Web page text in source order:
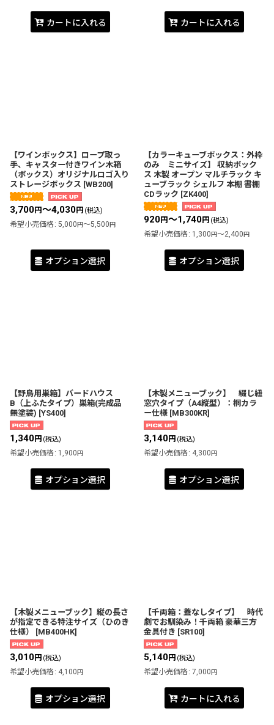
カートに入れる カートに入れる
【ワインボックス】ロープ取っ
手、キャスター付きワイン木箱
（ボックス）オリジナルロゴ入り
ストレージボックス [WB200]
3,700円～4,030円 (税込)
希望小売価格 : 5,000 円～5,500 円
オプション選択
【カラーキューブボックス：外枠
のみ ミニサイズ】 収納ボック
ス 木製 オープン マルチラック キ
ューブラック シェルフ 本棚 書棚
CDラック [ZK400]
920円～1,740円 (税込)
希望小売価格 : 1,300 円～2,400 円
オプション選択
【野鳥用巣箱】バードハウス
B（上ふたタイプ）巣箱(完成品
無塗装) [YS400]
1,340円 (税込)
希望小売価格 : 1,900 円
オプション選択
【木製メニューブック】 綴じ紐
窓穴タイプ（A4縦型）：桐カラ
ー仕様 [MB300KR]
3,140円 (税込)
希望小売価格 : 4,300 円
オプション選択
【木製メニューブック】縦の長さ
が指定できる特注サイズ（ひのき
仕様）
[MB400HK]
3,010円 (税込)
希望小売価格 : 4,100 円
オプション選択
【千両箱：蓋なしタイプ】 時代
劇でお馴染み！千両箱 豪華三方
金具付き [SR100]
5,140円 (税込)
希望小売価格 : 7,000 円
カートに入れる